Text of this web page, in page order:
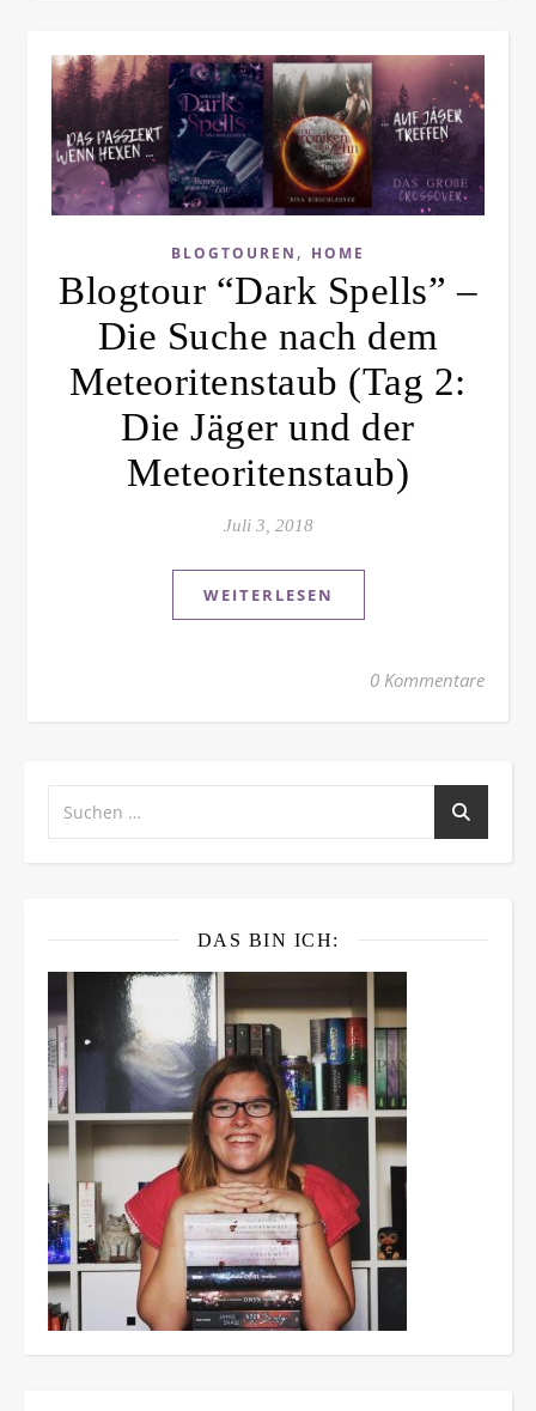
BLOGTOUREN , HOME
Blogtour “Dark Spells” –
Die Suche nach dem
Meteoritenstaub (Tag 2:
Die Jäger und der
Meteoritenstaub)
Juli 3, 2018
WEITERLESEN
0 Kommentare
DAS BIN ICH: